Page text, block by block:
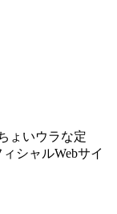
ょいウラな定
シャルWebサイ